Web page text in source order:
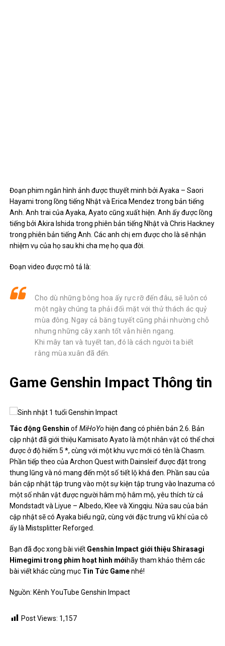
Đoạn phim ngắn hình ảnh được thuyết minh bởi Ayaka – Saori
Hayami trong lồng tiếng Nhật và Erica Mendez trong bản tiếng
Anh. Anh trai của Ayaka, Ayato cũng xuất hiện. Anh ấy được lồng
tiếng bởi Akira Ishida trong phiên bản tiếng Nhật và Chris Hackney
trong phiên bản tiếng Anh. Các anh chị em được cho là sẽ nhận
nhiệm vụ của họ sau khi cha mẹ họ qua đời.
Đoạn video được mô tả là:
Cho dù những bông hoa ấy rực rỡ đến đâu, sẽ luôn có
một ngày chúng ta phải đối mặt với thử thách ác quỷ
mùa đông. Ngay cả băng tuyết cũng phải nhường chỗ
nhưng những cây xanh tốt vẫn hiên ngang.
Khi mây tan và tuyết tan, đó là cách người ta biết
rằng mùa xuân đã đến.
Game Genshin Impact Thông tin
Tác động Genshin ofMiHoYo hiện đang có phiên bản 2.6. Bản
cập nhật đã giới thiệu Kamisato Ayato là một nhân vật có thể chơi
được ở độ hiếm 5 *, cùng với một khu vực mới có tên là Chasm.
Phần tiếp theo của Archon Quest with Dainsleif được đặt trong
thung lũng và nó mang đến một số tiết lộ khá đen. Phần sau của
bản cập nhật tập trung vào một sự kiện tập trung vào Inazuma có
một số nhân vật được người hâm mộ hâm mộ, yêu thích từ cả
Mondstadt và Liyue – Albedo, Klee và Xingqiu. Nửa sau của bản
cập nhật sẽ có Ayaka biểu ngữ, cùng với đặc trưng vũ khí của cô
ấy là Mistsplitter Reforged.
Bạn đã đọc xong bài viết Genshin Impact giới thiệu Shirasagi
Himegimi trong phim hoạt hình mớihãy tham khảo thêm các
bài viết khác cùng mục Tin Tức Gamenhé!
Nguồn: Kênh YouTube Genshin Impact
Post Views: 1,157